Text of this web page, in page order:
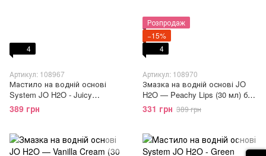
4
Артикул: 108967
Мастило на водній основі
System JO H2O - Juicy
Pineapple (30 мл) без цукру,
рослинний гліцерин
389 грн
Розпродаж
−15%
4
Артикул: 108970
Змазка на водній основі JO
H2O — Peachy Lips (30 мл) без
цукру, рослинний гліцерин
331 грн 389 грн